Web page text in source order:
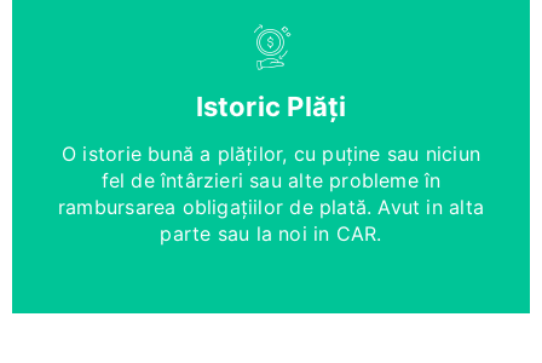
Istoric Plăți
O istorie bună a plăților, cu puține sau niciun
fel de întârzieri sau alte probleme în
rambursarea obligațiilor de plată. Avut in alta
parte sau la noi in CAR.